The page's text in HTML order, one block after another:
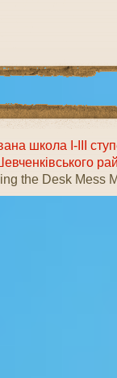
школа І-ІІІ
the Desk Mess